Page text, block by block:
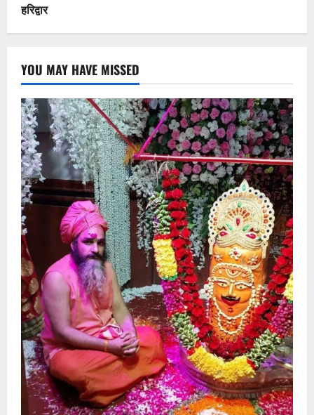
हरिद्वार
YOU MAY HAVE MISSED